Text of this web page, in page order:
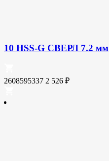
10 HSS-G СВЕРЛ 7.2 мм
2608595337 2 526 ₽